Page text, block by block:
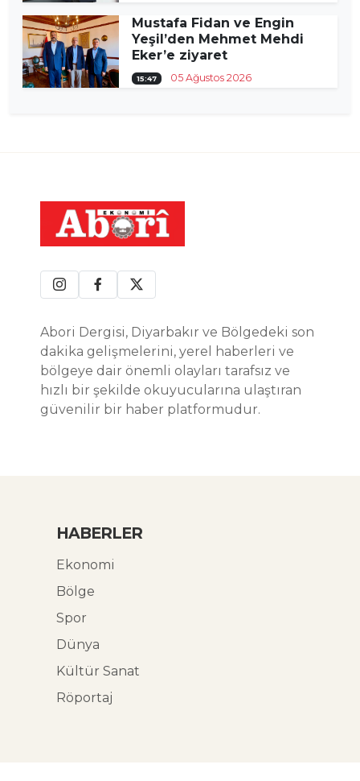
Mustafa Fidan ve Engin
Yeşil’den Mehmet Mehdi
Eker’e ziyaret
15:47 05 Ağustos 2026
Abori Dergisi, Diyarbakır ve Bölgedeki son
dakika gelişmelerini, yerel haberleri ve
bölgeye dair önemli olayları tarafsız ve
hızlı bir şekilde okuyucularına ulaştıran
güvenilir bir haber platformudur.
HABERLER
Ekonomi
Bölge
Spor
Dünya
Kültür Sanat
Röportaj